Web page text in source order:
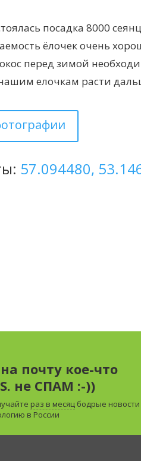
посадка 8000
ёлочек очень
перед зимой
елочкам расти
57.094480,
почту кое-что
не СПАМ :-))
раз в месяц бодрые новости
в России